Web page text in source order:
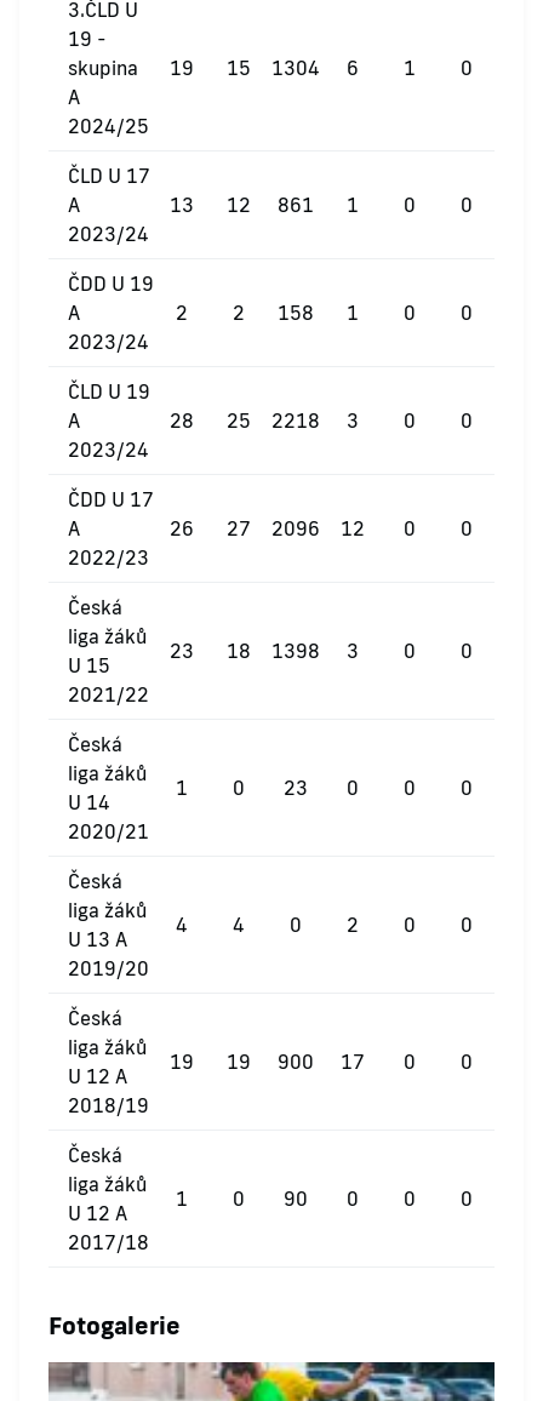
3.ČLD U
19 -
skupina
A
2024/25
19 15 1304 6 1 0
ČLD U 17
A
2023/24
13 12 861 1 0 0
ČDD U 19
A
2023/24
2 2 158 1 0 0
ČLD U 19
A
2023/24
28 25 2218 3 0 0
ČDD U 17
A
2022/23
26 27 2096 12 0 0
Česká
liga žáků
U 15
2021/22
23 18 1398 3 0 0
Česká
liga žáků
U 14
2020/21
1 0 23 0 0 0
Česká
liga žáků
U 13 A
2019/20
4 4 0 2 0 0
Česká
liga žáků
U 12 A
2018/19
19 19 900 17 0 0
Česká
liga žáků
U 12 A
2017/18
1 0 90 0 0 0
Fotogalerie